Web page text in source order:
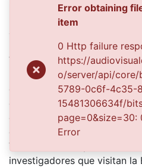
Bomberos Voluntarios
aniversario. Florida, 1969
El Archivo del Patrimonio
Valle del Cauca es
Departamental del Valle
convenio de cooperación
del Cultura Departamental,
esfuerzos para su
divulgación del Archivo entre
Vallecaucana, especialmente
investigadores que visitan
Error obtaining
item
0 Http failure
https://
o/server/api/core/
5789-0c6f-4c35-
15481306634f/
page=0&size=30:
Error